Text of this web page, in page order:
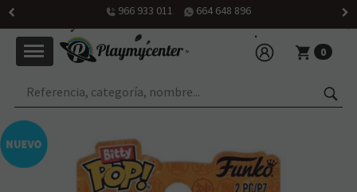
966 933 011 664 648 896
0